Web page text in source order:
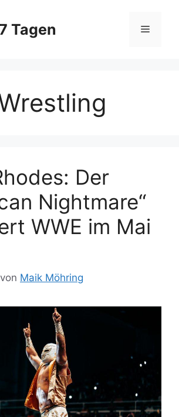
Tagen Menü
Der
Nightmare“
WWE im Mai
von Maik Möhring